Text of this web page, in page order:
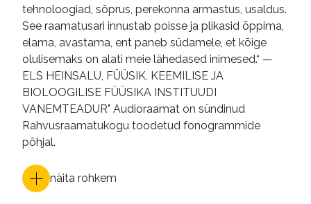
tehnoloogiad, sõprus, perekonna armastus, usaldus.
See raamatusari innustab poisse ja plikasid õppima,
elama, avastama, ent paneb südamele, et kõige
olulisemaks on alati meie lähedased inimesed.“ —
ELS HEINSALU, FÜÜSIK, KEEMILISE JA
BIOLOOGILISE FÜÜSIKA INSTITUUDI
VANEMTEADUR" Audioraamat on sündinud
Rahvusraamatukogu toodetud fonogrammide
põhjal.
näita rohkem